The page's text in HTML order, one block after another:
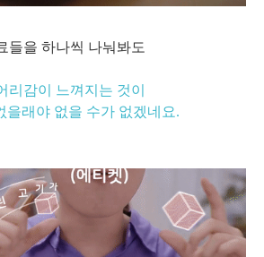
들을 하나씩 나눠봐도
리감이 느껴지는 것이
을래야 없을 수가 없겠네요.